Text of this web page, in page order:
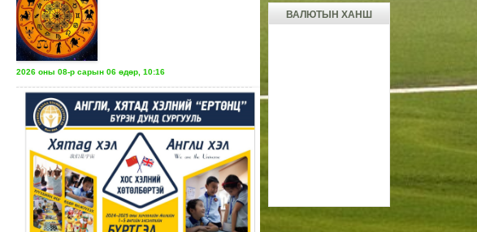
2026 оны 08-р сарын 06 өдөр, 10:16
ВАЛЮТЫН ХАНШ